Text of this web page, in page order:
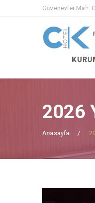
Güvenevler Mah.
2026
Anasayfa